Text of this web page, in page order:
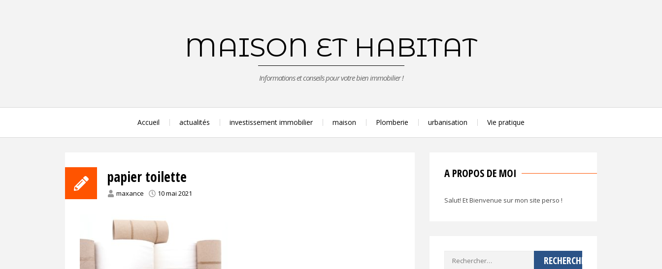
MAISON ET HABITAT
Informations et conseils pour votre bien immobilier !
Accueil actualités investissement immobilier maison Plomberie urbanisation Vie pratique
papier toilette
maxance 10 mai 2021
A PROPOS DE MOI
Salut! Et Bienvenue sur mon site perso !
Rechercher :